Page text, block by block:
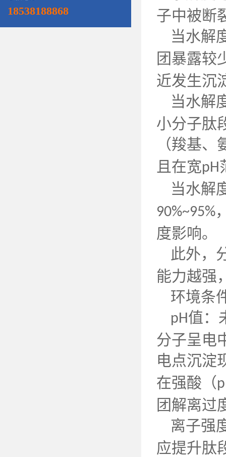
18538188868
子中被断
当水解
团暴露较
近发生沉
当水解
小分子肽
（羧基
且在宽pH
当水解
90%~95%
度影响。
此外，
能力越强
环境条
pH值：
分子呈电
电点沉淀
在强酸（
团解离过
离子强
应提升肽